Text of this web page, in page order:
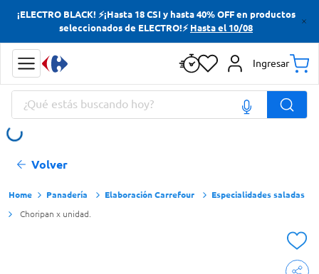
¡ELECTRO BLACK! ⚡¡Hasta 18 CSI y hasta 40% OFF en productos
seleccionados de ELECTRO!⚡ Hasta el 10/08
Ingresar
¿Qué estás buscando hoy?
Volver
Panadería Elaboración Carrefour Especialidades saladas
Choripan x unidad.
Términos más buscados
Yerba
Cerveza
Doves
Términos más buscados
Yerba
Cerveza
Doves